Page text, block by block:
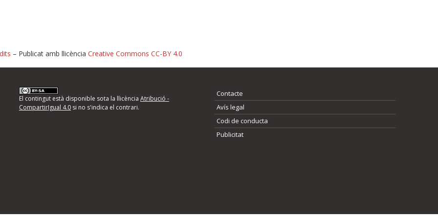
d'errors
següents i descriviu quina és la millora que
– Publicat amb llicència Creative Commons CC-BY 4.0
El contingut està disponible sota la llicència Atribució -
CompartirIgual 4.0si no s'indica el contrari.
Contacte
Avís legal
Codi de conducta
Publicitat